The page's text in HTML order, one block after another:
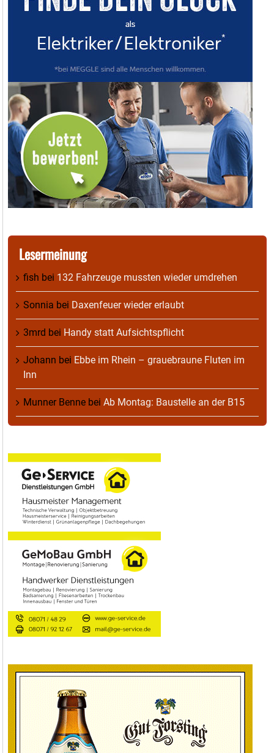
Lesermeinung
fish bei 132 Fahrzeuge mussten wieder umdrehen
Sonnia bei Daxenfeuer wieder erlaubt
3mrd bei Handy statt Aufsichtspflicht
Johann bei Ebbe im Rhein – grauebraune Fluten im
Inn
Munner Benne bei Ab Montag: Baustelle an der B15